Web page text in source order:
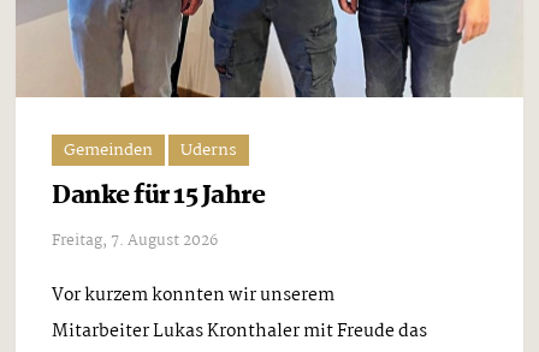
Gemeinden Uderns
Danke für 15 Jahre
Freitag, 7. August 2026
Vor kurzem konnten wir unserem
Mitarbeiter Lukas Kronthaler mit Freude das